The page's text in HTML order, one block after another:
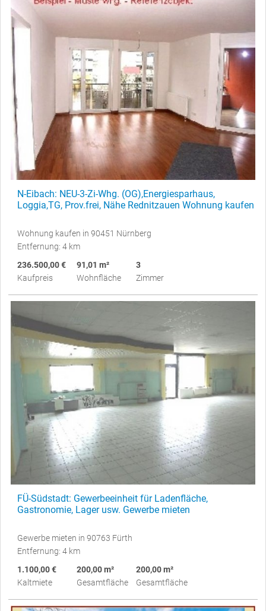
N-Eibach: NEU-3-Zi-Whg. (OG),Energiesparhaus,
Loggia,TG, Prov.frei, Nähe Rednitzauen Wohnung kaufen
Wohnung kaufen in 90451 Nürnberg
Entfernung: 4 km
236.500,00 €
Kaufpreis
91,01 m²
Wohnfläche
3
Zimmer
FÜ-Südstadt: Gewerbeeinheit für Ladenfläche,
Gastronomie, Lager usw. Gewerbe mieten
Gewerbe mieten in 90763 Fürth
Entfernung: 4 km
1.100,00 €
Kaltmiete
200,00 m²
Gesamtfläche
200,00 m²
Gesamtfläche